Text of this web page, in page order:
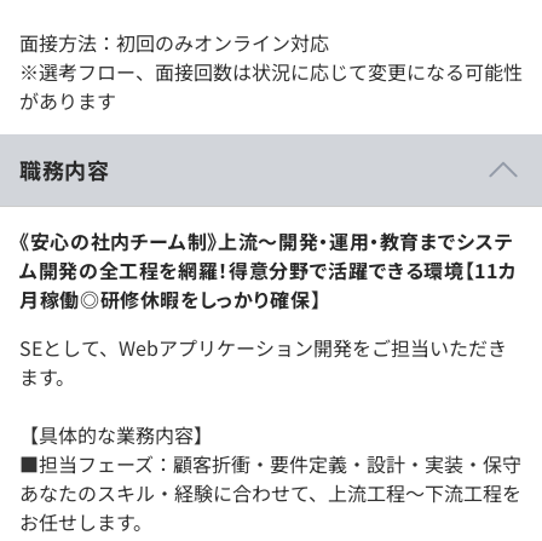
面接方法：初回のみオンライン対応
※選考フロー、面接回数は状況に応じて変更になる可能性
があります
職務内容
《安心の社内チーム制》上流〜開発・運用・教育までシステ
ム開発の全工程を網羅！得意分野で活躍できる環境【11カ
月稼働◎研修休暇をしっかり確保】
SEとして、Webアプリケーション開発をご担当いただき
ます。
【具体的な業務内容】
■担当フェーズ：顧客折衝・要件定義・設計・実装・保守
あなたのスキル・経験に合わせて、上流工程～下流工程を
お任せします。